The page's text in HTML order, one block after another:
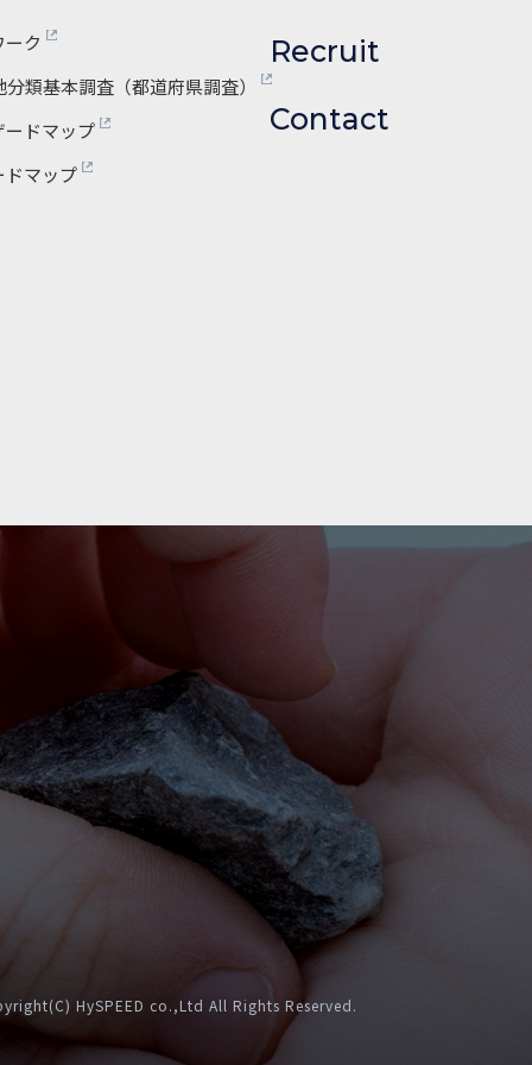
ク
分類基本調査（都道府県調査）
ドマップ
マップ
Recruit
Contact
HySPEED co.,Ltd All Rights Reserved.